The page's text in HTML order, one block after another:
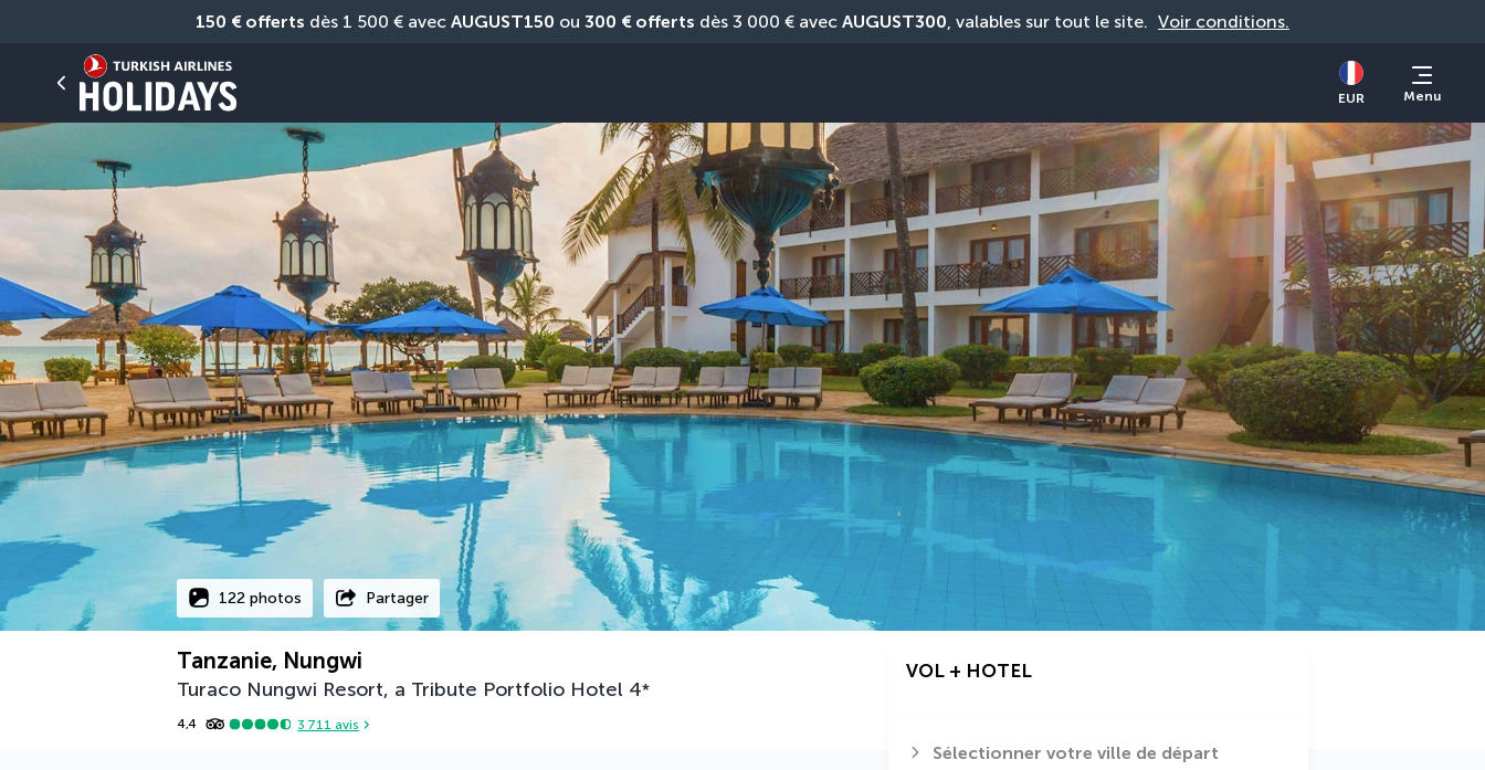
150 € offerts dès 1 500 € avec AUGUST150 ou 300 € offerts dès 3 000 € avec AUGUST300, valables sur tout le site. Voir conditions.
EUR Menu
122 photos Partager
Tanzanie, Nungwi
Turaco Nungwi Resort, a Tribute Portfolio Hotel 4*
4,4 3 711 avis
VOL + HOTEL
Sélectionner votre ville de départ